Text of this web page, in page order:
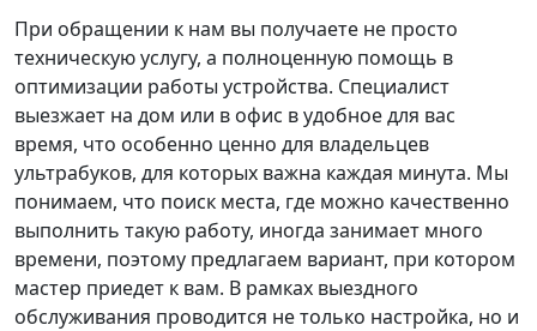
При обращении к нам вы получаете не просто
техническую услугу, а полноценную помощь в
оптимизации работы устройства. Специалист
выезжает на дом или в офис в удобное для вас
время, что особенно ценно для владельцев
ультрабуков, для которых важна каждая минута. Мы
понимаем, что поиск места, где можно качественно
выполнить такую работу, иногда занимает много
времени, поэтому предлагаем вариант, при котором
мастер приедет к вам. В рамках выездного
обслуживания проводится не только настройка, но и